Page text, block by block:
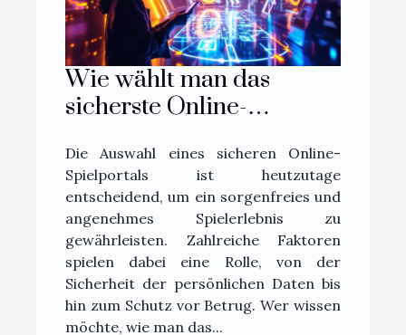
Wie wählt man das
sicherste Online-
Die Auswahl eines sicheren Online-
Spielportals ist heutzutage
entscheidend, um ein sorgenfreies und
angenehmes Spielerlebnis zu
gewährleisten. Zahlreiche Faktoren
spielen dabei eine Rolle, von der
Sicherheit der persönlichen Daten bis
hin zum Schutz vor Betrug. Wer wissen
möchte, wie man das...